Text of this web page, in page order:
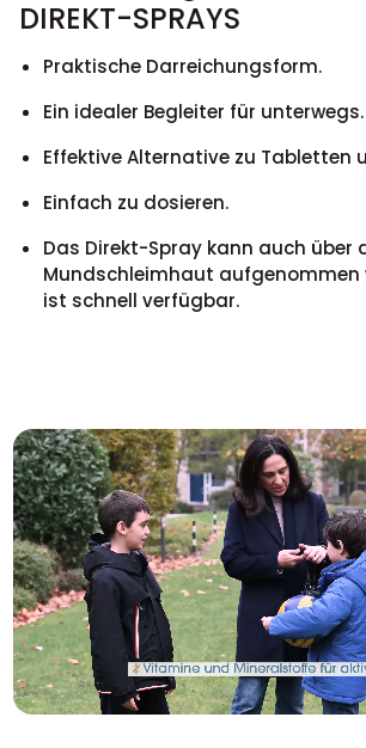
DIREKT-SPRAYS
Praktische Darreichungsform.
Ein idealer Begleiter für unterwegs.
Effektive Alternative zu Tabletten
Einfach zu dosieren.
Das Direkt-Spray kann auch über
Mundschleimhaut aufgenommen
ist schnell verfügbar.